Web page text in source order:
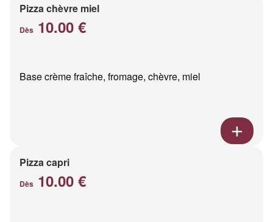
Pizza chèvre miel
Dès 10.00 €
Base crème fraîche, fromage, chèvre, miel
Pizza capri
Dès 10.00 €